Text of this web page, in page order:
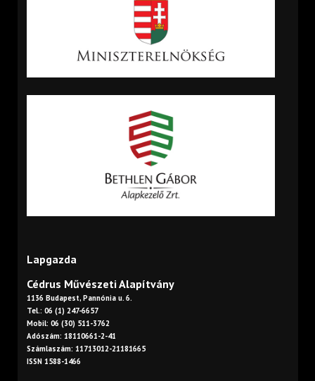
Lapgazda
Cédrus Művészeti Alapítvány
1136 Budapest, Pannónia u. 6.
Tel.: 06 (1) 247-6657
Mobil: 06 (30) 511-3762
Adószám: 18110661-2-41
Számlaszám: 11713012-21181665
ISSN 1588-1466